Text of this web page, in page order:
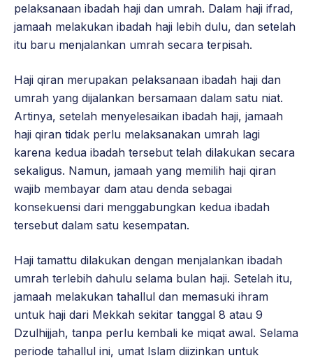
pelaksanaan ibadah haji dan umrah. Dalam haji ifrad,
jamaah melakukan ibadah haji lebih dulu, dan setelah
itu baru menjalankan umrah secara terpisah.
Haji qiran merupakan pelaksanaan ibadah haji dan
umrah yang dijalankan bersamaan dalam satu niat.
Artinya, setelah menyelesaikan ibadah haji, jamaah
haji qiran tidak perlu melaksanakan umrah lagi
karena kedua ibadah tersebut telah dilakukan secara
sekaligus. Namun, jamaah yang memilih haji qiran
wajib membayar dam atau denda sebagai
konsekuensi dari menggabungkan kedua ibadah
tersebut dalam satu kesempatan.
Haji tamattu dilakukan dengan menjalankan ibadah
umrah terlebih dahulu selama bulan haji. Setelah itu,
jamaah melakukan tahallul dan memasuki ihram
untuk haji dari Mekkah sekitar tanggal 8 atau 9
Dzulhijjah, tanpa perlu kembali ke miqat awal. Selama
periode tahallul ini, umat Islam diizinkan untuk